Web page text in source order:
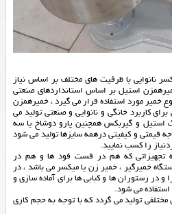
نانوایی با ظرفیت های مختلف بر اساس نیاز
استیل بر اساس استانداردهای صنعتی
خمیر مورد استفاده قرار می گیرد ، خمیرهمزن
های ۸کیلو تا۲۴۰ کیلویی برای کاربرد خانگی و نانوایی و صنعتی تولید می
استیل و گیربکس همچنین پارو دوشاخ یا سه
قیمتی و کیفیتی درهمه سایزها تولید می شود
را کسب نمایید.
تجهیزاتی که هم در فست فود ها و هم در
خمیرگیر ، خمیر زن یا میکسر می باشد ، در
در رستوران ها و کبابی ها برای آماده سازی و
می شود.
تولید می گردد که با توجه به حجم کاری